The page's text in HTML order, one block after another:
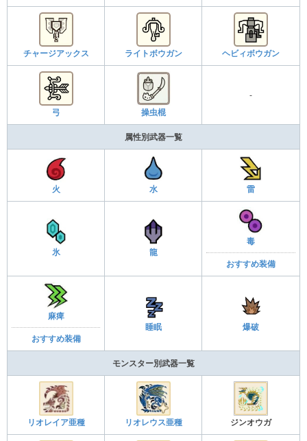
チャージアックス ライトボウガン ヘビィボウガン
弓 操虫棍
-
属性別武器一覧
火 水 雷
氷 龍
毒
おすすめ装備
麻痺
おすすめ装備
睡眠 爆破
モンスター別武器一覧
リオレイア亜種 リオレウス亜種 ジンオウガ